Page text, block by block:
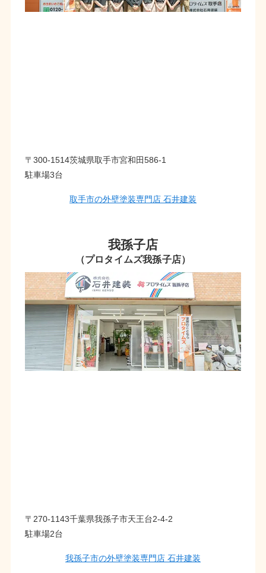
〒300-1514茨城県取手市宮和田586-1
駐車場3台
取手市の外壁塗装専門店 石井建装
我孫子店
（プロタイムズ我孫子店）
〒270-1143千葉県我孫子市天王台2-4-2
駐車場2台
我孫子市の外壁塗装専門店 石井建装